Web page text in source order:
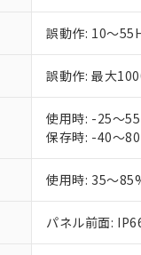
誤動作: 10～
誤動作: 最大
使用時: -25～
保存時: -40～
使用時: 35～
パネル前面: